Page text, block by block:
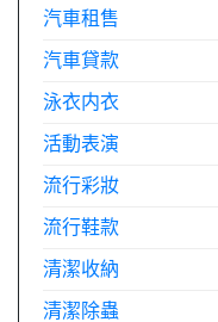
汽車租售
汽車貸款
泳衣内衣
活動表演
流行彩妝
流行鞋款
清潔收納
清潔除蟲